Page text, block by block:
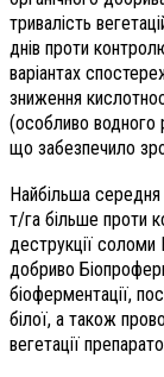
тривалість
днів проти
варіантах
зниження
(особливо водного
що забезпечило
Найбільша середня
т/га більше проти
деструкції
добриво
біоферментації,
білої, а також
вегетації